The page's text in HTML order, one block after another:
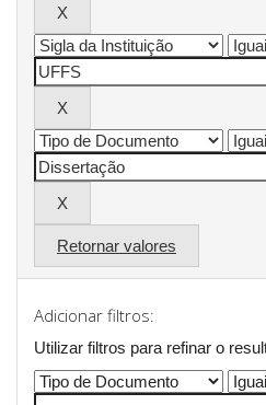
Retornar valores
Adicionar filtros:
Utilizar filtros para refinar o